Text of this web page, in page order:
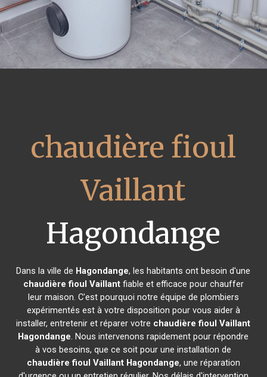
chaudière fioul
Vaillant
Hagondange
Dans la ville de Hagondange, les habitants ont besoin d'une
chaudière fioul Vaillantfiable et efficace pour chauffer
leur maison. C'est pourquoi notre équipe de plombiers
expérimentés est à votre disposition pour vous aider à
installer, entretenir et réparer votre chaudière fioul Vaillant
Hagondange. Nous intervenons rapidement pour répondre
à vos besoins, que ce soit pour une installation de
chaudière fioul Vaillant Hagondange, une réparation